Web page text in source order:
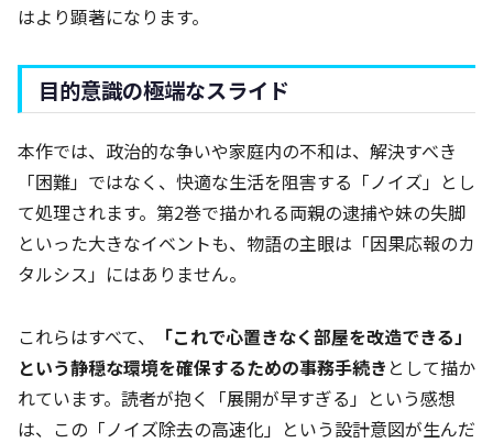
はより顕著になります。
目的意識の極端なスライド
本作では、政治的な争いや家庭内の不和は、解決すべき
「困難」ではなく、快適な生活を阻害する「ノイズ」とし
て処理されます。第2巻で描かれる両親の逮捕や妹の失脚
といった大きなイベントも、物語の主眼は「因果応報のカ
タルシス」にはありません。
これらはすべて、
「これで心置きなく部屋を改造できる」
という静穏な環境を確保するための事務手続き として描か
れています。読者が抱く「展開が早すぎる」という感想
は、この「ノイズ除去の高速化」という設計意図が生んだ